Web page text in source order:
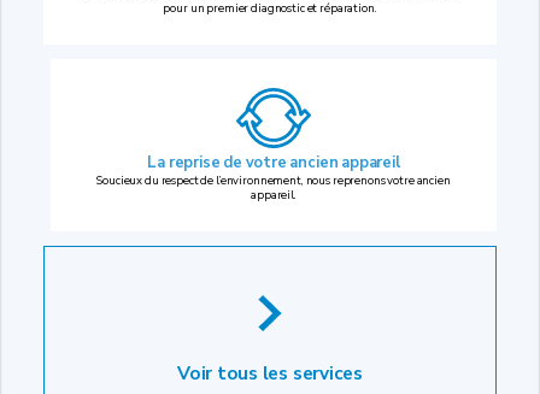
pour un premier diagnostic et réparation.
La reprise de votre ancien appareil
Soucieux du respect de l’environnement, nous reprenons votre ancien
appareil.
Voir tous les services